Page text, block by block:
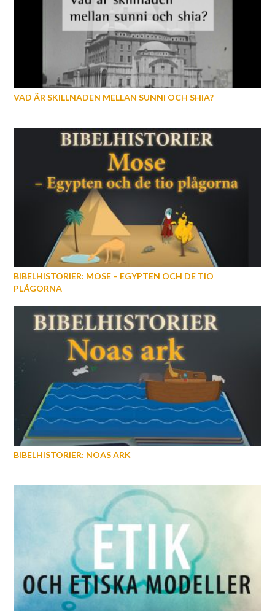
VAD ÄR SKILLNADEN MELLAN SUNNI OCH SHIA?
BIBELHISTORIER: MOSE – EGYPTEN OCH DE TIO
PLÅGORNA
BIBELHISTORIER: NOAS ARK